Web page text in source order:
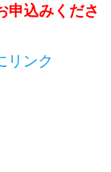
申込みくださ
リンク